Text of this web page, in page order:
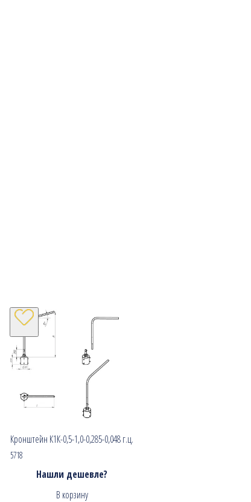
Кронштейн К1К-0,5-1,0-0,285-0,048 г.ц.
5718
Нашли дешевле?
В корзину